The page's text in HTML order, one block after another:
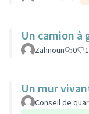
Un camion à
Zahnoun 0 1
Un mur
Conseil de